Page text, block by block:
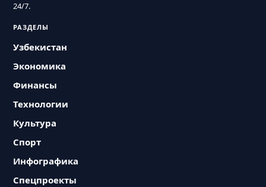
24/7.
РАЗДЕЛЫ
Узбекистан
Экономика
Финансы
Технологии
Культура
Спорт
Инфографика
Спецпроекты